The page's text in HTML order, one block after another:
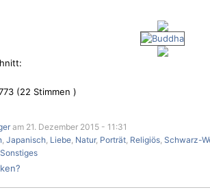
(22 Stimmen )
am 21. Dezember 2015 - 11:31
, Japanisch, Liebe, Natur, Porträt, Religiös, Schwarz-
Sonstiges